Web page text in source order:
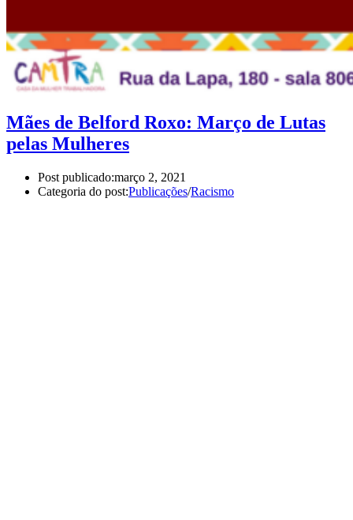
Mães de Belford Roxo: Março de Lutas
pelas Mulheres
Post publicado:março 2, 2021
Categoria do post:Publicações/Racismo